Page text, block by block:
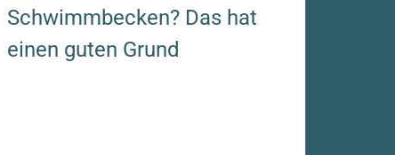
Schwimmbecken? Das hat
einen guten Grund